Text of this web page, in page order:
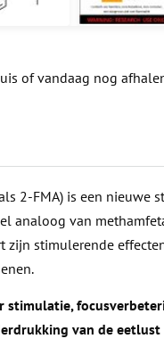
ofvandaag nog
2-FMA) is een nieuwe
analoog van
zijn stimulerende
stimulatie,
van de eetlust